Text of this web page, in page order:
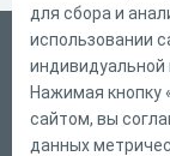
Русский
Справка
Форма
для сбора и
использовании
индивидуальной
Нажимая кнопку
сайтом, вы
данных